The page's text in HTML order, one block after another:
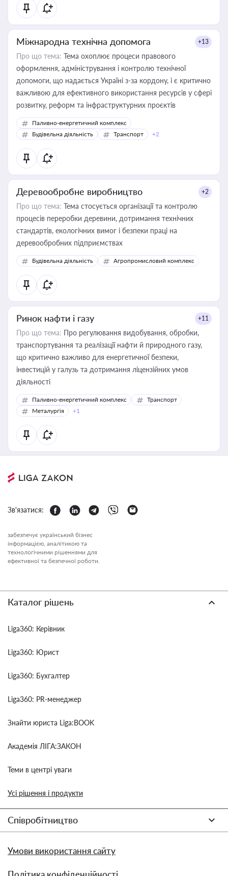
Міжнародна технічна допомога +13
Про що тема: Тема охоплює процеси правового
оформлення, адміністрування і контролю технічної
допомоги, що надається Україні з-за кордону, і є критично
важливою для ефективного використання ресурсів у сфері
розвитку, реформ та інфраструктурних проєктів
Паливно-енергетичний комплекс
Будівельна діяльність
Транспорт +2
Деревообробне виробництво +2
Про що тема: Тема стосується організації та контролю
процесів переробки деревини, дотримання технічних
стандартів, екологічних вимог і безпеки праці на
деревообробних підприємствах
Будівельна діяльність Агропромисловий комплекс
Ринок нафти і газу +11
Про що тема: Про регулювання видобування, обробки,
транспортування та реалізації нафти й природного газу,
що критично важливо для енергетичної безпеки,
інвестицій у галузь та дотримання ліцензійних умов
діяльності
Паливно-енергетичний комплекс
Транспорт
Металургія
+1
Зв'язатися:
забезпечує український бізнес
інформацією, аналітикою та
технологічними рішеннями для
ефективної та безпечної роботи.
Каталог рішень
Liga360: Керівник
Liga360: Юрист
Liga360: Бухгалтер
Liga360: PR-менеджер
Знайти юриста Liga:BOOK
Академія ЛІГА:ЗАКОН
Теми в центрі уваги
Усі рішення і продукти
Співробітництво
Умови використання сайту